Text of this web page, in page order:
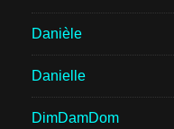
Danièle
Danielle
DimDamDom